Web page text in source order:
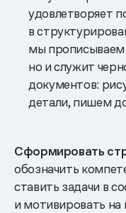
удовлетворяет
в
мы
но и служит
документов:
детали, пишем
Сформировать
обозначить
ставить задачи в
и мотивировать на